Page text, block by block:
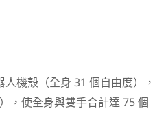
機殼（全身 31 個自由度），
，使全身與雙手合計達 75 個